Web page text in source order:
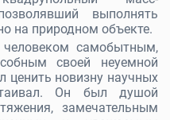
выполнять
на природном объекте.
самобытным,
своей неуемной
ценить новизну научных
Он был душой
замечательным